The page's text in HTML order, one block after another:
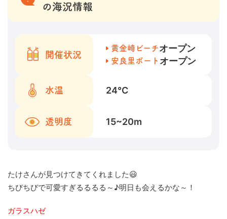
の海況情報
開催状況
黄金崎ビーチオープン
安良里ボート オープン
水温 24℃
透明度 15~20m
たけさんが見つけてきてくれました😃
ちびちびで可愛すぎるるるる～♪明日も会えるかな～！
ガラスハゼ